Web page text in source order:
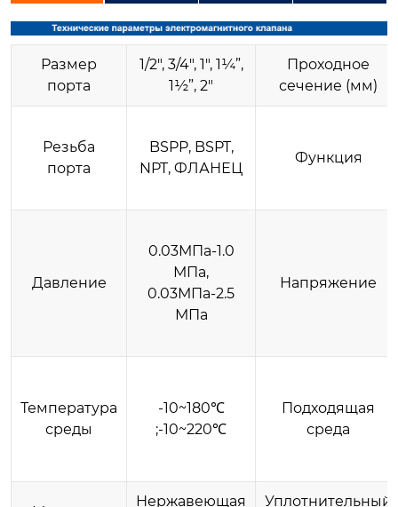
Размер
порта
1/2″, 3/4″, 1″, 1¼”,
1½”, 2″
Проходное
сечение (мм)
Резьба
порта
BSPP, BSPT,
NPT, ФЛАНЕЦ
Функция
Давление
0.03МПа-1.0
МПа,
0.03МПа-2.5
МПа
Напряжение
Температура
среды
-10~180℃
;-10~220℃
Подходящая
среда
Нержавеющая
Уплотнительный